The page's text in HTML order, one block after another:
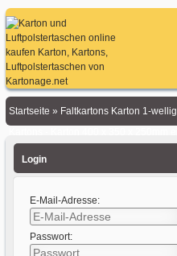
Startseite » Faltkartons Karton 1-wellig
Login
E-Mail-Adresse:
Passwort: